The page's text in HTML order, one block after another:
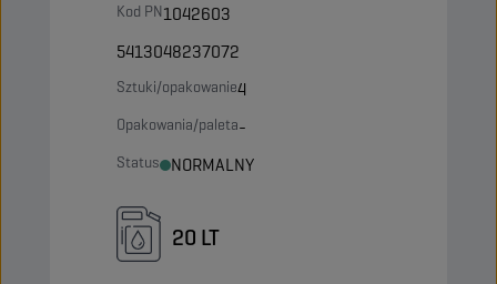
Kod PN1042603
5413048237072
Sztuki/opakowanie4
Opakowania/paleta-
Status NORMALNY
20 LT